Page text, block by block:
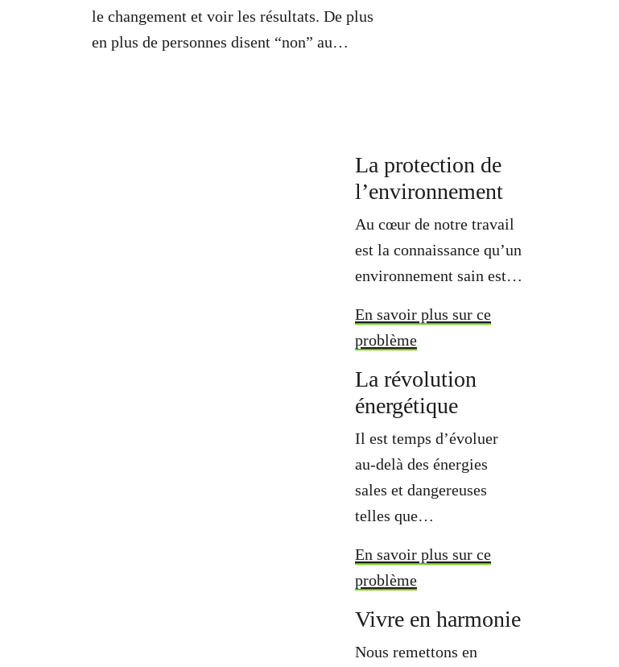
le changement et voir les résultats. De plus
en plus de personnes disent “non” au
La protection de
l’environnement
Au cœur de notre travail
est la connaissance qu’un
environnement sain est…
En savoir plus sur ce
problème
La révolution
énergétique
Il est temps d’évoluer
au-delà des énergies
sales et dangereuses
telles que…
En savoir plus sur ce
problème
Vivre en harmonie
Nous remettons en